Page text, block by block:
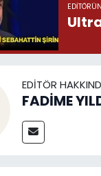
EDITÖR
FADİME